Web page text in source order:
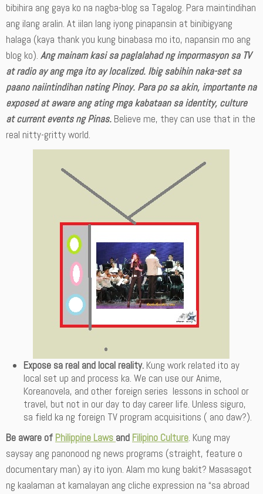
bibihira ang gaya ko na nagba-blog sa Tagalog. Para maintindihan
ang ilang aralin. At iilan lang iyong pinapansin at binibigyang
halaga (kaya thank you kung binabasa mo ito, napansin mo ang
blog ko). Ang mainam kasi sa paglalahad ng impormasyon sa TV
at radio ay ang mga ito ay localized. Ibig sabihin naka-set sa
paano naiintindihan nating Pinoy. Para po sa akin, importante na
exposed at aware ang ating mga kabataan sa identity, culture
at current events ng Pinas. Believe me, they can use that in the
real nitty-gritty world.
Expose sa real and local reality. Kung work related ito ay
local set up and process ka. We can use our Anime,
Koreanovela, and other foreign series lessons in school or
travel, but not in our day to day career life. Unless siguro,
sa field ka ng foreign TV program acquisitions ( ano daw?).
Be aware of Philippine Laws and Filipino Culture. Kung may
saysay ang panonood ng news programs (straight, feature o
documentary man) ay ito iyon. Alam mo kung bakit? Masasagot
ng kaalaman at kamalayan ang cliche expression na “sa abroad